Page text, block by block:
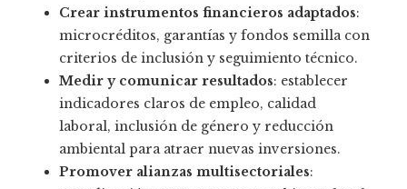
Crear instrumentos financieros adaptados:
microcréditos, garantías y fondos semilla con
criterios de inclusión y seguimiento técnico.
Medir y comunicar resultados: establecer
indicadores claros de empleo, calidad
laboral, inclusión de género y reducción
ambiental para atraer nuevas inversiones.
Promover alianzas multisectoriales: